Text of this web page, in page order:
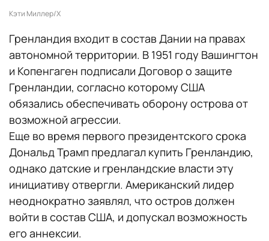
Кэти Миллер/Х
Гренландия входит в состав Дании на правах
автономной территории. В 1951 году Вашингтон
и Копенгаген подписали Договор о защите
Гренландии, согласно которому США
обязались обеспечивать оборону острова от
возможной агрессии.
Еще во время первого президентского срока
Дональд Трамп предлагал купить Гренландию,
однако датские и гренландские власти эту
инициативу отвергли. Американский лидер
неоднократно заявлял, что остров должен
войти в состав США, и допускал возможность
его аннексии.